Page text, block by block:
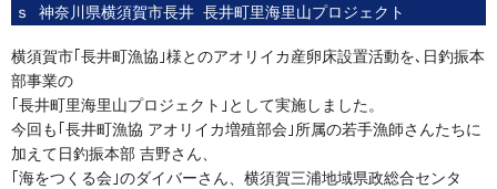
ｓ 神奈川県横須賀市長井 長井町里海里山プロジェクト
横須賀市｢長井町漁協｣様とのアオリイカ産卵床設置活動を､日釣振本
部事業の
｢長井町里海里山プロジェクト｣として実施しました。
今回も｢長井町漁協 アオリイカ増殖部会｣所属の若手漁師さんたちに
加えて日釣振本部 吉野さん、
｢海をつくる会｣のダイバーさん、横須賀三浦地域県政総合センタ